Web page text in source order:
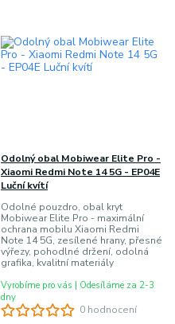
0 hodnocení
Odolný obal Mobiwear Elite Pro -
Xiaomi Redmi Note 14 5G - EP04E
Luční kvítí
Odolné pouzdro, obal kryt
Mobiwear Elite Pro - maximální
ochrana mobilu Xiaomi Redmi
Note 14 5G, zesílené hrany, přesné
výřezy, pohodlné držení, odolná
grafika, kvalitní materiály
Vyrobíme pro vás | Odesíláme za 2-3
dny